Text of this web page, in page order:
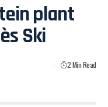
plant
Ski
2 Min Read